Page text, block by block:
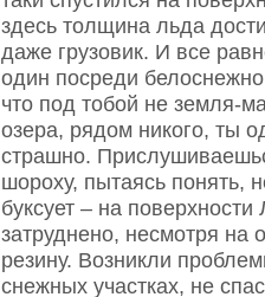
здесь толщина льда
даже грузовик. И все
один посреди
что под тобой не земля-
озера, рядом никого, ты
страшно.
шороху, пытаясь понять,
буксует – на
затруднено, несмотря
резину. Возникли
снежных участках, не